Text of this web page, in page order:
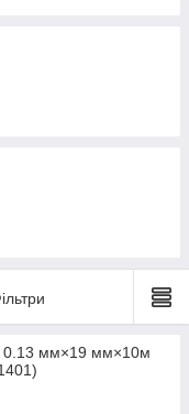
0.13 мм×19 мм×10м